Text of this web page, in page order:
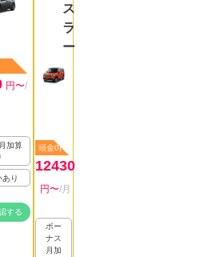
円〜/
加算
あり
する
ス
ラ
ー
頭金0円
12430
円〜/月
ボー
ナス
月加